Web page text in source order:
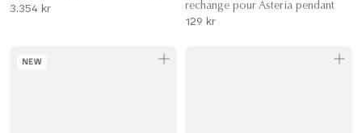
3.354 kr
rechange pour Asteria pendant
129 kr
NEW